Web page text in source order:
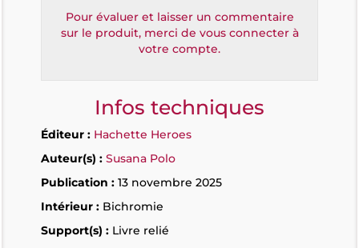
Pour évaluer et laisser un commentaire
sur le produit, merci de vous connecter à
votre compte.
Infos techniques
Éditeur : Hachette Heroes
Auteur(s) : Susana Polo
Publication : 13 novembre 2025
Intérieur : Bichromie
Support(s) : Livre relié